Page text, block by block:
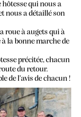
qui nous a
nous a détaillé son
roue à augets qui à
à la bonne marche de
précitée, chacun
du retour.
de l’avis de chacun !